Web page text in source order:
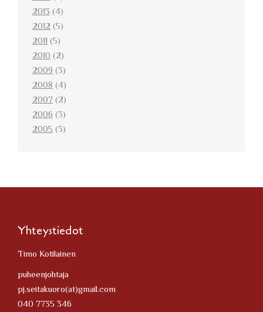
2013(4)
2012(5)
2011(5)
2010(2)
2009(3)
2008(4)
2007(2)
2006(3)
2005(3)
Yhteystiedot
Timo Kotilainen
puheenjohtaja
pj.seitakuoro(at)gmail.com
040 7735 346